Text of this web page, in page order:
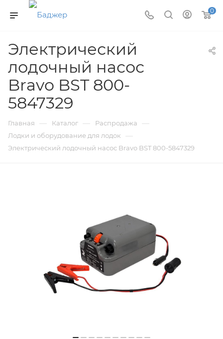
0
Электрический
лодочный насос
Bravo BST 800-
5847329
Главная — Каталог — Распродажа —
Лодки и оборудование для лодок —
Электрический лодочный насос Bravo BST 800-5847329